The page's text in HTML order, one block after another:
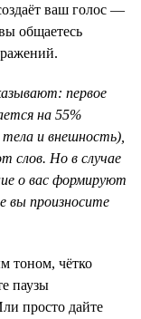
ваш голос —
общаетесь
первое
на 55%
и внешность),
слов. Но в случае
о вас формируют
вы произносите
тоном, чётко
паузы
просто дайте